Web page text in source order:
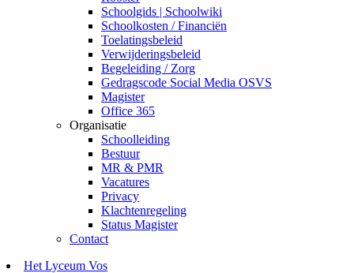
Schoolgids | Schoolwiki
Schoolkosten / Financiën
Toelatingsbeleid
Verwijderingsbeleid
Begeleiding / Zorg
Gedragscode Social Media OSVS
Magister
Office 365
Organisatie
Schoolleiding
Bestuur
MR & PMR
Vacatures
Privacy
Klachtenregeling
Status Magister
Contact
Het Lyceum Vos